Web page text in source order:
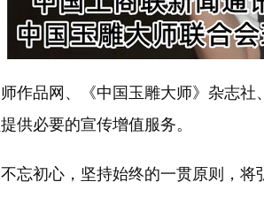
作品网、《中国玉雕大师》杂志
供必要的宣传增值服务。
忘初心，坚持始终的一贯原则，